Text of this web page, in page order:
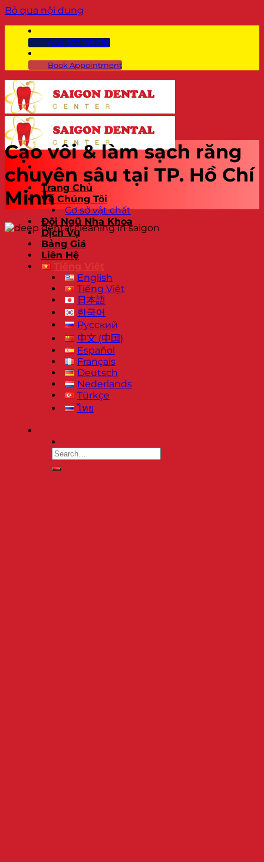
Bỏ qua nội dung
(+84)973 199 986
Book Appointment
Trang Chủ
Về Chúng Tôi
Cơ sở vật chất
Đội Ngũ Nha Khoa
Dịch Vụ
Bảng Giá
Liên Hệ
English
Tiếng Việt
日本語
한국어
Русский
中文 (中国)
Español
Français
Deutsch
Nederlands
Türkçe
ไทย
Cạo vôi & làm sạch răng
chuyên sâu tại TP. Hồ Chí
Minh